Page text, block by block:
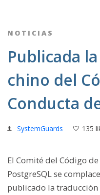
NOTICIAS
Publicada
chino del
Conducta
SystemGuards 135
El Comité del Código
PostgreSQL se
publicado la